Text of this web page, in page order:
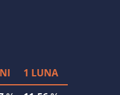
1 LUNA